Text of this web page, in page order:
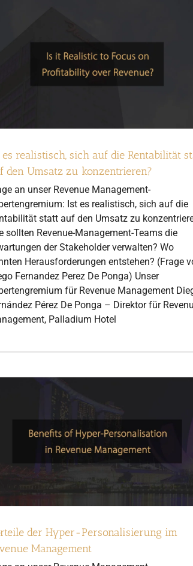
es realistisch, sich auf die Rentabilität
den Umsatz zu konzentrieren?
an unser Revenue Management-
Ist es realistisch, sich auf die
statt auf den Umsatz zu
sollten Revenue-Management-Teams die
der Stakeholder verwalten? Wo
Herausforderungen entstehen? (Frage
Fernandez Perez De Ponga) Unser
für Revenue Management
Pérez De Ponga – Direktor für
Palladium Hotel
der Hyper-Personalisierung im
Management